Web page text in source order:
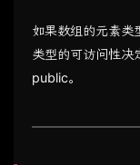
如果数组的元素类
类型的可访问性决
public。